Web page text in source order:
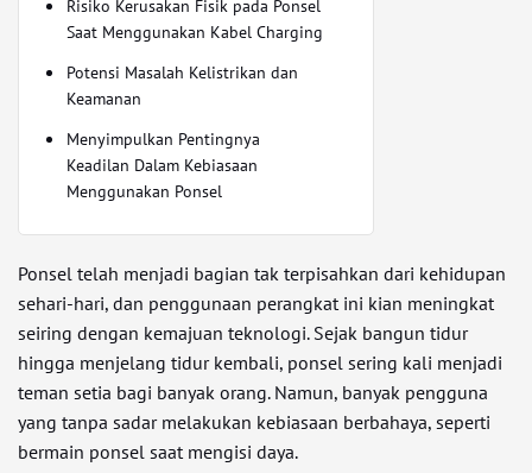
Risiko Kerusakan Fisik pada Ponsel
Saat Menggunakan Kabel Charging
Potensi Masalah Kelistrikan dan
Keamanan
Menyimpulkan Pentingnya
Keadilan Dalam Kebiasaan
Menggunakan Ponsel
Ponsel telah menjadi bagian tak terpisahkan dari kehidupan
sehari-hari, dan penggunaan perangkat ini kian meningkat
seiring dengan kemajuan teknologi. Sejak bangun tidur
hingga menjelang tidur kembali, ponsel sering kali menjadi
teman setia bagi banyak orang. Namun, banyak pengguna
yang tanpa sadar melakukan kebiasaan berbahaya, seperti
bermain ponsel saat mengisi daya.